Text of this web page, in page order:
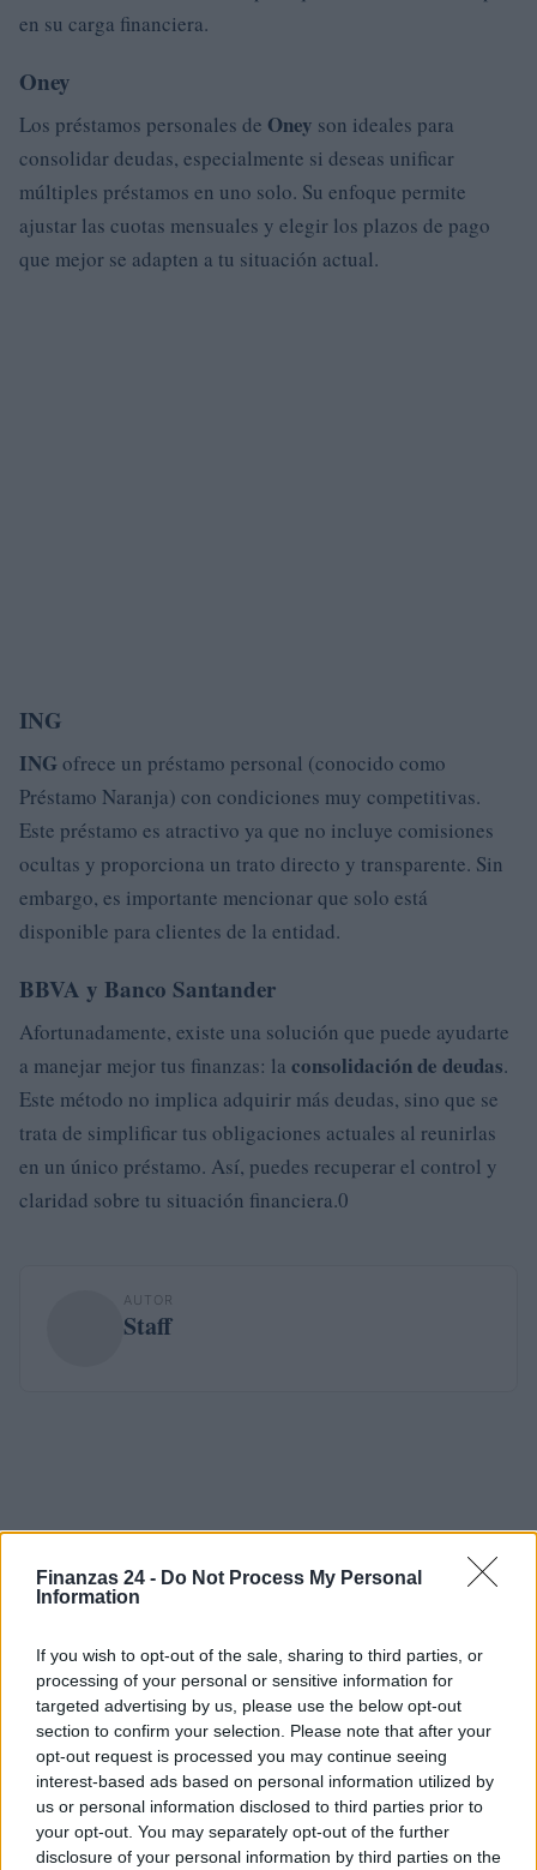
Finanzas 24 - Do Not Process My Personal
Information
If you wish to opt-out of the sale, sharing to third parties, or
processing of your personal or sensitive information for
targeted advertising by us, please use the below opt-out
section to confirm your selection. Please note that after your
opt-out request is processed you may continue seeing
interest-based ads based on personal information utilized by
us or personal information disclosed to third parties prior to
your opt-out. You may separately opt-out of the further
disclosure of your personal information by third parties on the
en su carga financiera.
Oney
Los préstamos personales de Oney son ideales para
consolidar deudas, especialmente si deseas unificar
múltiples préstamos en uno solo. Su enfoque permite
ajustar las cuotas mensuales y elegir los plazos de pago
que mejor se adapten a tu situación actual.
ING
INGofrece un préstamo personal (conocido como
Préstamo Naranja) con condiciones muy competitivas.
Este préstamo es atractivo ya que no incluye comisiones
ocultas y proporciona un trato directo y transparente. Sin
embargo, es importante mencionar que solo está
disponible para clientes de la entidad.
BBVA y Banco Santander
Afortunadamente, existe una solución que puede ayudarte
a manejar mejor tus finanzas: la consolidación de deudas.
Este método no implica adquirir más deudas, sino que se
trata de simplificar tus obligaciones actuales al reunirlas
en un único préstamo. Así, puedes recuperar el control y
claridad sobre tu situación financiera.0
AUTOR
Staff